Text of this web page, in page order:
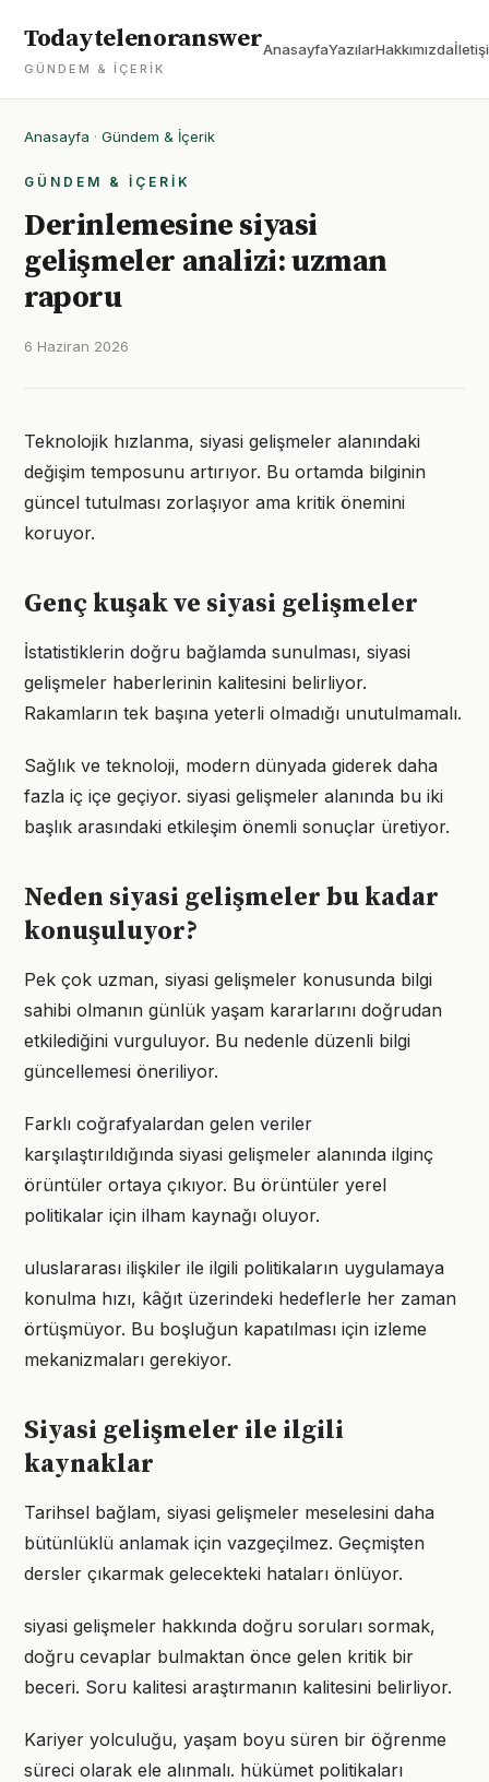
Todaytelenoranswer
GÜNDEM & İÇERIK
AnasayfaYazılarHakkımızda
Anasayfa · Gündem & İçerik
GÜNDEM & İÇERIK
Derinlemesine siyasi
gelişmeler analizi: uzman
raporu
6 Haziran 2026
Teknolojik hızlanma, siyasi gelişmeler alanındaki
değişim temposunu artırıyor. Bu ortamda bilginin
güncel tutulması zorlaşıyor ama kritik önemini
koruyor.
Genç kuşak ve siyasi gelişmeler
İstatistiklerin doğru bağlamda sunulması, siyasi
gelişmeler haberlerinin kalitesini belirliyor.
Rakamların tek başına yeterli olmadığı unutulmamalı.
Sağlık ve teknoloji, modern dünyada giderek daha
fazla iç içe geçiyor. siyasi gelişmeler alanında bu iki
başlık arasındaki etkileşim önemli sonuçlar üretiyor.
Neden siyasi gelişmeler bu kadar
konuşuluyor?
Pek çok uzman, siyasi gelişmeler konusunda bilgi
sahibi olmanın günlük yaşam kararlarını doğrudan
etkilediğini vurguluyor. Bu nedenle düzenli bilgi
güncellemesi öneriliyor.
Farklı coğrafyalardan gelen veriler
karşılaştırıldığında siyasi gelişmeler alanında ilginç
örüntüler ortaya çıkıyor. Bu örüntüler yerel
politikalar için ilham kaynağı oluyor.
uluslararası ilişkiler ile ilgili politikaların uygulamaya
konulma hızı, kâğıt üzerindeki hedeflerle her zaman
örtüşmüyor. Bu boşluğun kapatılması için izleme
mekanizmaları gerekiyor.
Siyasi gelişmeler ile ilgili
kaynaklar
Tarihsel bağlam, siyasi gelişmeler meselesini daha
bütünlüklü anlamak için vazgeçilmez. Geçmişten
dersler çıkarmak gelecekteki hataları önlüyor.
siyasi gelişmeler hakkında doğru soruları sormak,
doğru cevaplar bulmaktan önce gelen kritik bir
beceri. Soru kalitesi araştırmanın kalitesini belirliyor.
Kariyer yolculuğu, yaşam boyu süren bir öğrenme
süreci olarak ele alınmalı. hükümet politikaları